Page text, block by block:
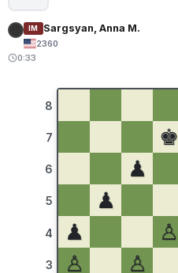
IM Sargsyan, Anna M.
2360
0:33
8
7
6
5
4
3
♚
♟
♟
♟
♙
♙
♙